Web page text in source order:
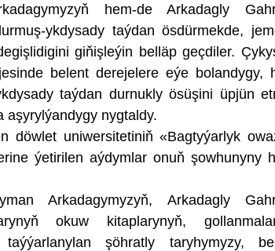
hem-de Arkadagly
ykdysady taýdan ösdürmekde,
giňişleýin belläp geçdiler.
belent derejelere eýe bolandygy,
taýdan durnukly ösüşini üpjün
aşyrylýandygy nygtaldy.
döwlet uniwersitetiniň «Bagtyýarlyk
ýetirilen aýdymlar onuň şowhunyny
Arkadagymyzyň, Arkadagly
okuw kitaplarynyň,
şöhratly taryhymyzy,